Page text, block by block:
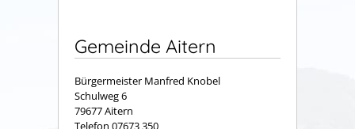
Gemeinde Aitern
Bürgermeister Manfred Knobel
Schulweg 6
79677 Aitern
Telefon 07673 350